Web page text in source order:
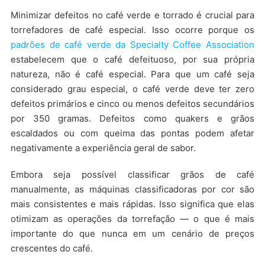
Minimizar defeitos no café verde e torrado é crucial para
torrefadores de café especial. Isso ocorre porque os
padrões de café verde da Specialty Coffee Association
estabelecem que o café defeituoso, por sua própria
natureza, não é café especial. Para que um café seja
considerado grau especial, o café verde deve ter zero
defeitos primários e cinco ou menos defeitos secundários
por 350 gramas. Defeitos como quakers e grãos
escaldados ou com queima das pontas podem afetar
negativamente a experiência geral de sabor.
Embora seja possível classificar grãos de café
manualmente, as máquinas classificadoras por cor são
mais consistentes e mais rápidas. Isso significa que elas
otimizam as operações da torrefação — o que é mais
importante do que nunca em um cenário de preços
crescentes do café.